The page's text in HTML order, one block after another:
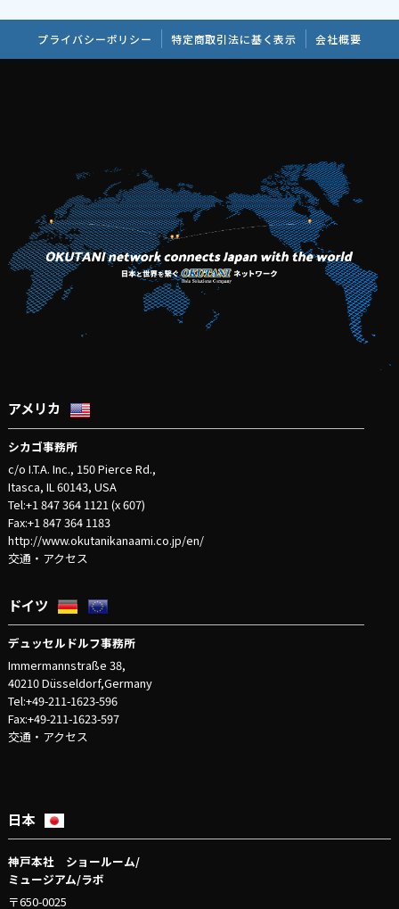
プライバシーポリシー 特定商取引法に基く表示 会社概要
アメリカ
シカゴ事務所
c/o I.T.A. Inc., 150 Pierce Rd.,
Itasca, IL 60143, USA
Tel:+1 847 364 1121 (x 607)
Fax:+1 847 364 1183
http://www.okutanikanaami.co.jp/en/
交通・アクセス
ドイツ
デュッセルドルフ事務所
Immermannstraße 38,
40210 Düsseldorf,Germany
Tel:+49-211-1623-596
Fax:+49-211-1623-597
交通・アクセス
日本
神戸本社 ショールーム/
ミュージアム/ラボ
〒650-0025